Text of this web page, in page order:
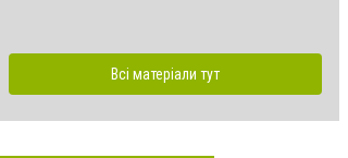
Всі матеріали тут